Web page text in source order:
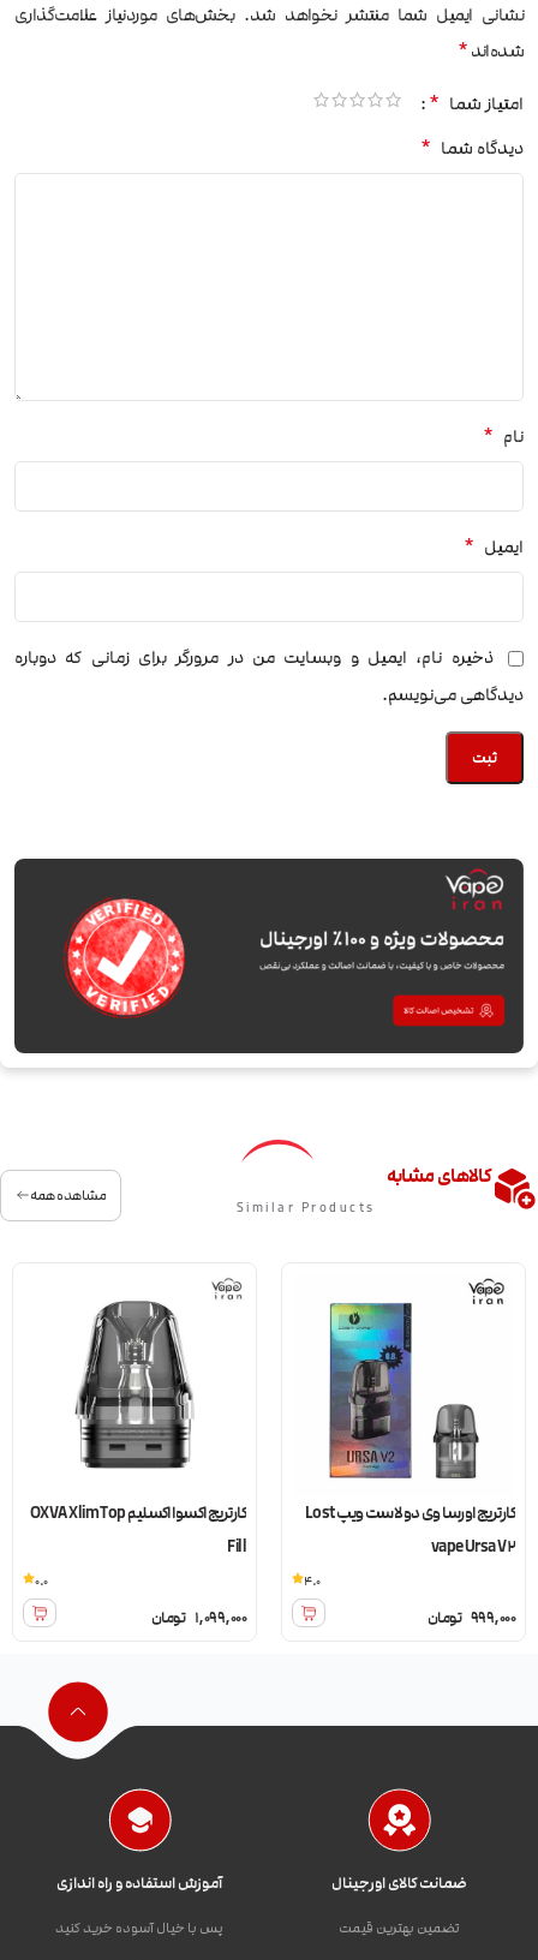
نشانی ایمیل شما منتشر نخواهد شد. بخش‌های موردنیاز علامت‌گذاری
شده‌اند*
امتیاز شما *
دیدگاه شما *
نام *
ایمیل *
ذخیره نام، ایمیل و وبسایت من در مرورگر برای زمانی که دوباره
دیدگاهی می‌نویسم.
کالاهای مشابه
Similar Products
مشاهده همه
کارتریج اورسا وی دو لاست ویپ Lost
vape Ursa V2
999,000 تومان
4.0
کارتریج اکسوا اکسلیم OXVA Xlim Top
Fill
1,099,000 تومان
0.0
ضمانت کالای اورجینال
تضمین بهترین قیمت
آموزش استفاده و راه اندازی
پس با خیال آسوده خرید کنید